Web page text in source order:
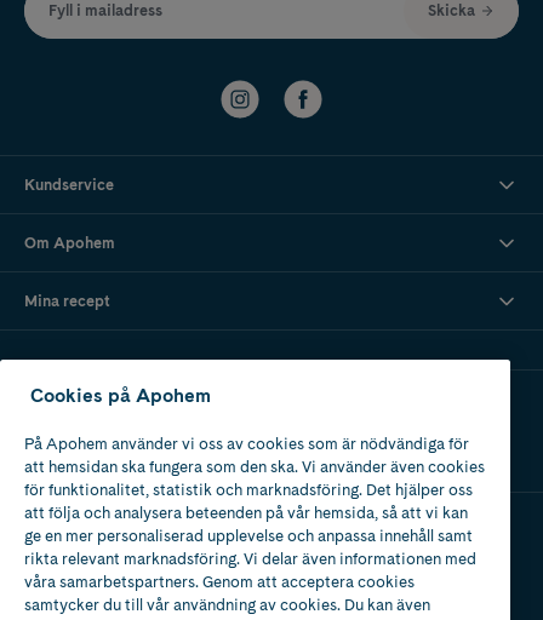
Fyll i mailadress Skicka
Kundservice
Om Apohem
Mina recept
Ladda ner vår app
Apotek med tillstånd
av Läkemedelsverket
Cookies på Apohem
På Apohem använder vi oss av cookies som är nödvändiga för
att hemsidan ska fungera som den ska. Vi använder även cookies
för funktionalitet, statistik och marknadsföring. Det hjälper oss
att följa och analysera beteenden på vår hemsida, så att vi kan
ge en mer personaliserad upplevelse och anpassa innehåll samt
rikta relevant marknadsföring. Vi delar även informationen med
våra samarbetspartners. Genom att acceptera cookies
samtycker du till vår användning av cookies. Du kan även